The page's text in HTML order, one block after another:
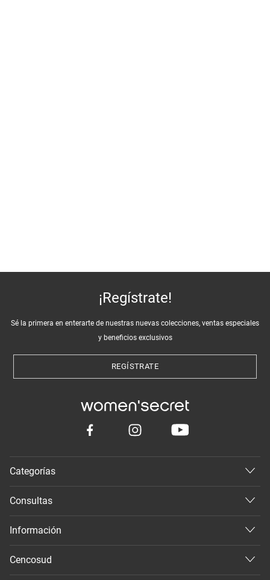
¡Regístrate!
Sé la primera en enterarte de nuestras nuevas colecciones, ventas especiales
y beneficios exclusivos
REGÍSTRATE
Categorías
Consultas
Información
Cencosud